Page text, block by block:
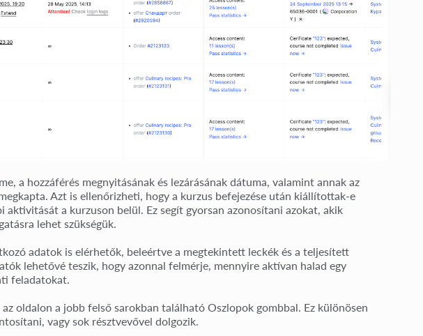
a hozzáférés megnyitásának és lezárásának dátuma, valamint annak az
Azt is ellenőrizheti, hogy a kurzus befejezése után kiállítottak-e
a kurzuson belül. Ez segít gyorsan azonosítani azokat, akik
lehet szükségük.
adatok is elérhetők, beleértve a megtekintett leckék és a teljesített
lehetővé teszik, hogy azonnal felmérje, mennyire aktívan halad egy
feladatokat.
oldalon a jobb felső sarokban található Oszlopok gombbal. Ez különösen
vagy sok résztvevővel dolgozik.